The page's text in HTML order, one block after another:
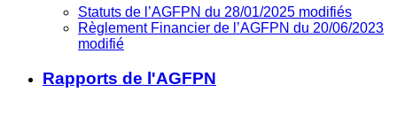
Statuts de l’AGFPN du 28/01/2025 modifiés
Règlement Financier de l’AGFPN du 20/06/2023
modifié
Rapports de l'AGFPN